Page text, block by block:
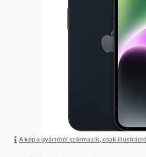
A kép a gyártótól származik, csak illustráció